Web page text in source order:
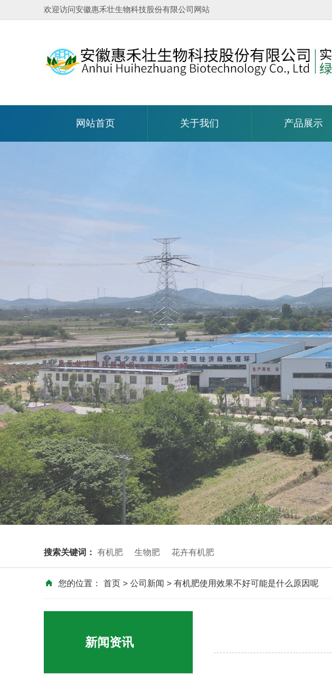
欢迎访问安徽惠禾壮生物科技股份有限公司网站
网站首页 关于我们 产品展示
搜索关键词： 有机肥 生物肥 花卉有机肥
您的位置： 首页 > 公司新闻 > 有机肥使用效果不好可能是什么原因呢
新闻资讯